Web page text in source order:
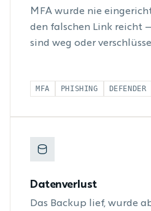
MFA wurde nie
den falschen Link reicht
sind weg oder
MFA PHISHING DEFENDER
Datenverlust
Das Backup lief, wurde